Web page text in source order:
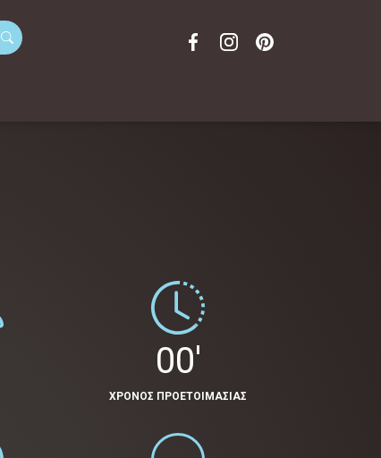
00'
ΧΡΟΝΟΣ ΠΡΟΕΤΟΙΜΑΣΙΑΣ